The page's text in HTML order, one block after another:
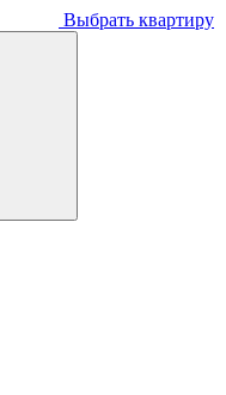
Выбрать квартиру